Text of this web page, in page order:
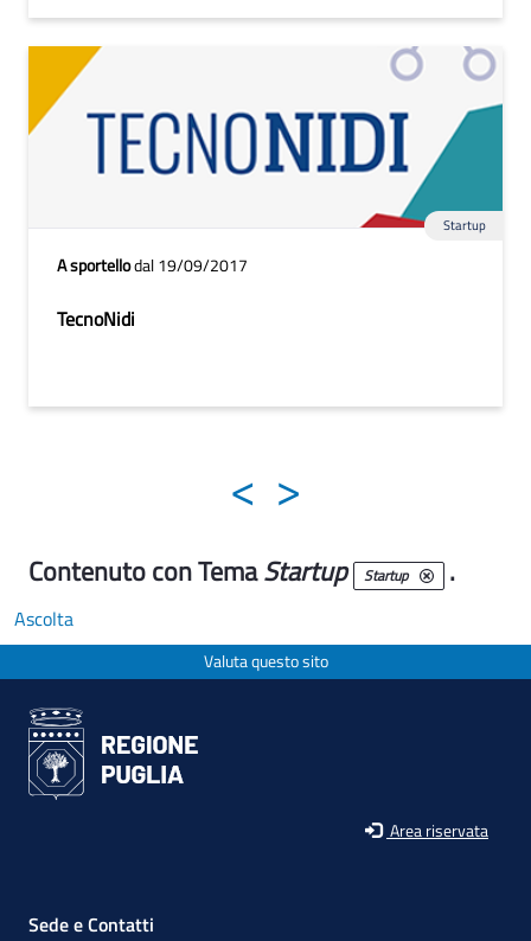
Startup
A sportellodal 19/09/2017
TecnoNidi
< >
Contenuto con TemaStartup Startup .
Ascolta
Valuta questo sito
Area riservata
Sede e Contatti